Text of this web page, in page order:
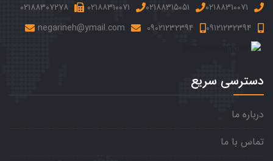
۰۲۱۸۸۳۱۰۰۷۱
۰۲۱۸۸۳۱۵۰۵۱ ۰۲۱۸۸۳۱۰۰۷۱
۰۲۱۸۸۳۰۷۲۷۸
۰۹۱۲۱۲۳۲۳۹۴
۰۹۰۲۱۲۳۲۳۹۴ negarineh@ymail.com
دسترسی سریع
درباره ما
تماس با ما